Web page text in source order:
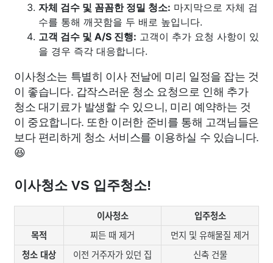
자체 검수 및 꼼꼼한 정밀 청소: 마지막으로 자체 검
수를 통해 깨끗함을 두 배로 높입니다.
고객 검수 및 A/S 진행: 고객이 추가 요청 사항이 있
을 경우 즉각 대응합니다.
이사청소는 특별히 이사 전날에 미리 일정을 잡는 것
이 좋습니다. 갑작스러운 청소 요청으로 인해 추가
청소 대기료가 발생할 수 있으니, 미리 예약하는 것
이 중요합니다. 또한 이러한 준비를 통해 고객님들은
보다 편리하게 청소 서비스를 이용하실 수 있습니다.
😆
이사청소 VS 입주청소!
이사청소
입주청소
목적
찌든 때 제거
먼지 및 유해물질 제거
청소 대상
이전 거주자가 있던 집 신축 건물